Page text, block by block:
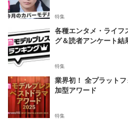
特集
各種エンタメ・ライフ
グ＆読者アンケート結
特集
業界初！ 全プラット
加型アワード
特集